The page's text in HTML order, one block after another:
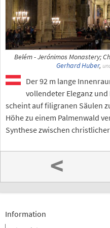
Belém - Jerónimos Monastery;
Gerhard Huber,
Der 92 m lange
vollendeter Eleganz
scheint auf filigranen Säulen
Höhe zu einem Palmenwald
Synthese zwischen
<
Information